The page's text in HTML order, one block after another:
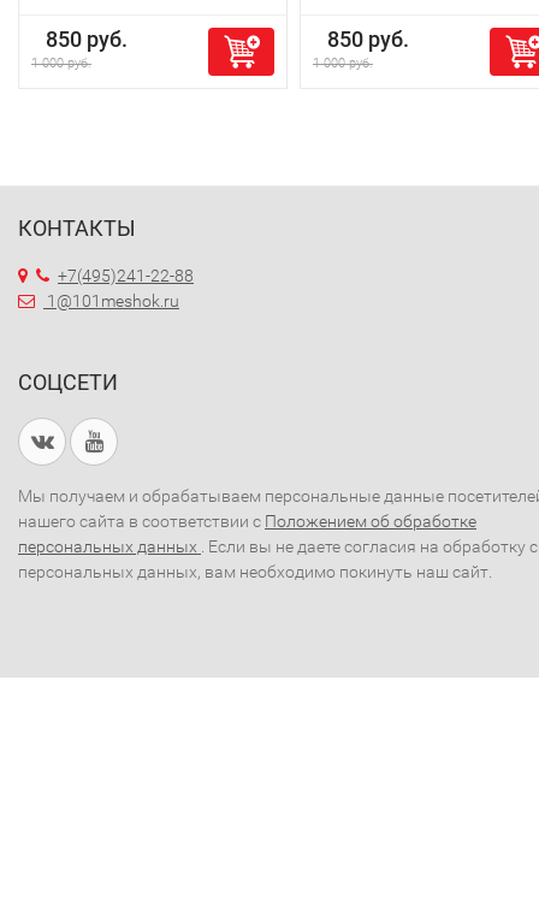
850 руб.
1 000 руб.
850 руб.
1 000 руб.
КОНТАКТЫ
+7(495)241-22-88
1@101meshok.ru
СОЦСЕТИ
Мы получаем и обрабатываем персональные данные
нашего сайта в соответствии с Положением об обработке
персональных данных . Если вы не даете согласия на обработку
персональных данных, вам необходимо покинуть наш сайт.